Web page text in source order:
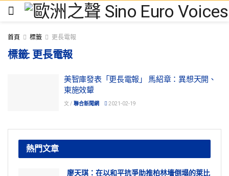
首頁 標籤 更長電報
標籤:更長電報
美智庫發表「更長電報」 馬紹章：異想天開、
東施效顰
文 / 聯合新聞網 2021-02-19
熱門文章
廖天琪：在以和平抗爭助推柏林墻倒塌的萊比